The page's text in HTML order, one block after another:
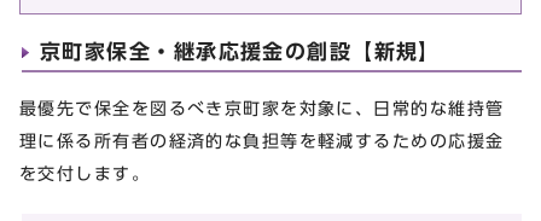
京町家保全・継承応援金の創設【新規】
最優先で保全を図るべき京町家を対象に、日常的な維持管
理に係る所有者の経済的な負担等を軽減するための応援金
を交付します。